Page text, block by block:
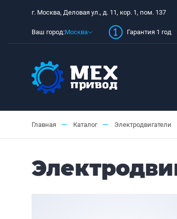
г. Москва, Деловая ул., д. 11, кор. 1, пом. 137
Ваш город:Москва Гарантия 1 год
Главная — Каталог — Электродвигатели